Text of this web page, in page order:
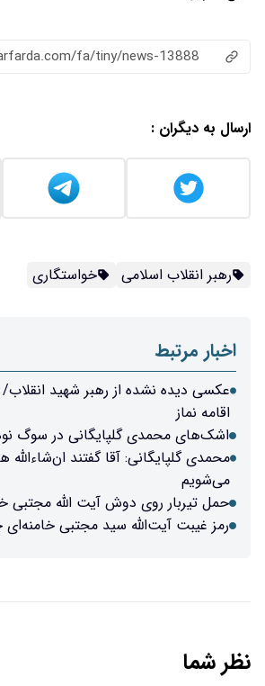
https://www.khabarfarda.com/fa/
خواستگاری
شهید انقلاب/ اوج سادگی در
در سوگ نوه شهیدش/ ویدئو
گفتند ان‌شاءالله همه با هم شهید
الله مجتبی خامنه‌ای/ ویدئو
مجتبی خامنه‌ای چیست؟